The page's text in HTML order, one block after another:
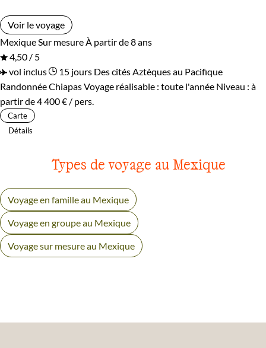
Voir le voyage
Mexique Sur mesure À partir de 8 ans
4,50 / 5
vol inclus
15 jours Des cités Aztèques au Pacifique
Randonnée ChiapasVoyage réalisable : toute l'année Niveau : à
partir de4 400 € / pers.
Carte
Détails
Types de voyage au Mexique
Voyage en famille au Mexique
Voyage en groupe au Mexique
Voyage sur mesure au Mexique